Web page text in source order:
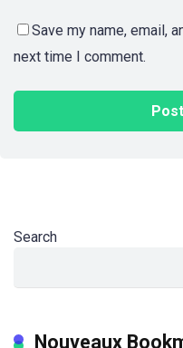
Save my name, email,
next time I comment.
Search
Nouveaux